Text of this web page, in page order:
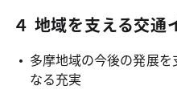
４ 地域を支える交通
多摩地域の今後の発展
なる充実